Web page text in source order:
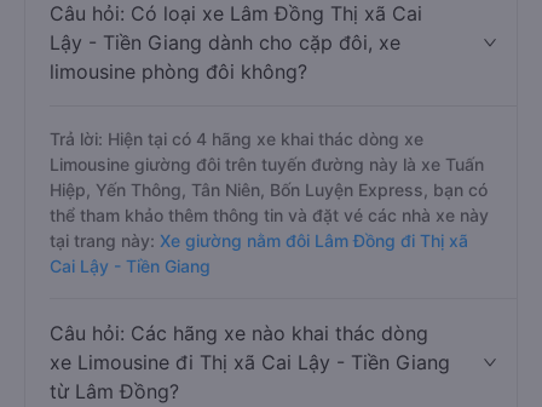
Câu hỏi: Có loại xe Lâm Đồng Thị xã Cai
Lậy - Tiền Giang dành cho cặp đôi, xe
limousine phòng đôi không?
Trả lời: Hiện tại có 4 hãng xe khai thác dòng xe
Limousine giường đôi trên tuyến đường này là xe Tuấn
Hiệp, Yến Thông, Tân Niên, Bốn Luyện Express, bạn có
thể tham khảo thêm thông tin và đặt vé các nhà xe này
tại trang này: Xe giường nằm đôi Lâm Đồng đi Thị xã
Cai Lậy - Tiền Giang
Câu hỏi: Các hãng xe nào khai thác dòng
xe Limousine đi Thị xã Cai Lậy - Tiền Giang
từ Lâm Đồng?